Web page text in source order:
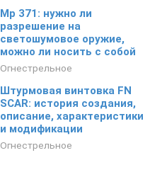
Мр 371: нужно ли
разрешение на
светошумовое оружие,
можно ли носить с собой
Огнестрельное
Штурмовая винтовка FN
SCAR: история создания,
описание, характеристики
и модификации
Огнестрельное